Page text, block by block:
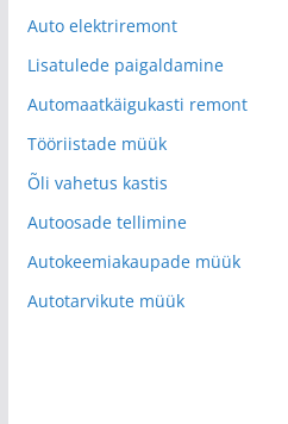
Auto elektriremont
Lisatulede paigaldamine
Automaatkäigukasti remont
Tööriistade müük
Õli vahetus kastis
Autoosade tellimine
Autokeemiakaupade müük
Autotarvikute müük